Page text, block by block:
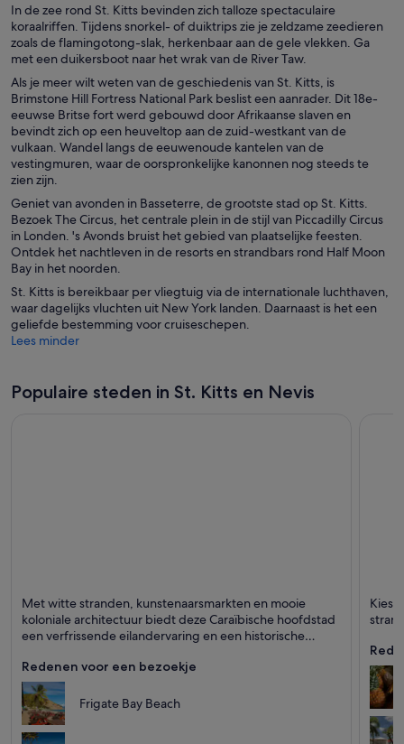
In de zee rond St. Kitts bevinden zich talloze spectaculaire
koraalriffen. Tijdens snorkel- of duiktrips zie je zeldzame zeedieren
zoals de flamingotong-slak, herkenbaar aan de gele vlekken. Ga
met een duikersboot naar het wrak van de River Taw.
Als je meer wilt weten van de geschiedenis van St. Kitts, is
Brimstone Hill Fortress National Park beslist een aanrader. Dit 18e-
eeuwse Britse fort werd gebouwd door Afrikaanse slaven en
bevindt zich op een heuveltop aan de zuid-westkant van de
vulkaan. Wandel langs de eeuwenoude kantelen van de
vestingmuren, waar de oorspronkelijke kanonnen nog steeds te
zien zijn.
Geniet van avonden in Basseterre, de grootste stad op St. Kitts.
Bezoek The Circus, het centrale plein in de stijl van Piccadilly Circus
in Londen. 's Avonds bruist het gebied van plaatselijke feesten.
Ontdek het nachtleven in de resorts en strandbars rond Half Moon
Bay in het noorden.
St. Kitts is bereikbaar per vliegtuig via de internationale luchthaven,
waar dagelijks vluchten uit New York landen. Daarnaast is het een
geliefde bestemming voor cruiseschepen.
Lees minder
Populaire steden in St. Kitts en Nevis
Staat bekend om
Stranden, Eilanden en
Met witte stranden, kunstenaarsmarkten en mooie
koloniale architectuur biedt deze Caraïbische hoofdstad
een verfrissende eilandervaring en een historische
Redenen voor een bezoekje
Frigate Bay Beach
Kies